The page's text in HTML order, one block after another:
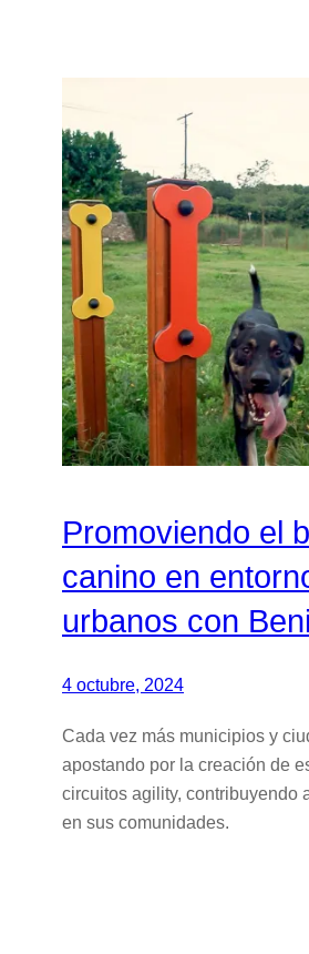
Promoviendo el
canino en
urbanos con
4 octubre, 2024
Cada vez más municipios y
apostando por la creación de
circuitos agility, contribuyendo
en sus comunidades.